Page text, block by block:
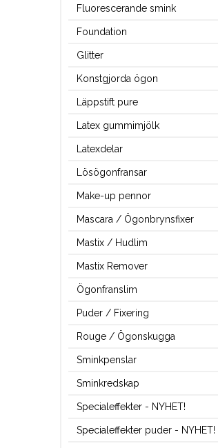
Fluorescerande smink
Foundation
Glitter
Konstgjorda ögon
Läppstift pure
Latex gummimjölk
Latexdelar
Lösögonfransar
Make-up pennor
Mascara / Ögonbrynsfixer
Mastix / Hudlim
Mastix Remover
Ögonfranslim
Puder / Fixering
Rouge / Ögonskugga
Sminkpenslar
Sminkredskap
Specialeffekter - NYHET!
Specialeffekter puder - NYHET!